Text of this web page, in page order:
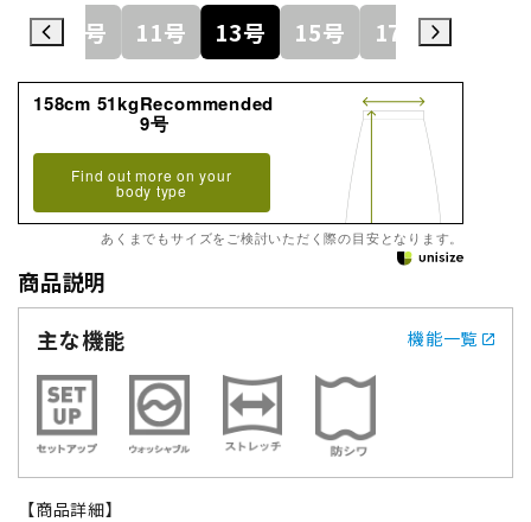
7号 9号 11号 13号 15号 17号
158cm 51kgRecommended
9号
Find out more on your
body type
あくまでもサイズをご検討いただく際の目安となります。
商品説明
主な機能
機能一覧
【商品詳細】